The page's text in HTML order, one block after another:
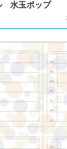
水玉ポップ